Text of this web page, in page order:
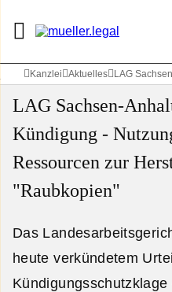
Kanzlei Aktuelles LAG
LAG Sachsen-
Kündigung -
Ressourcen zur
"Raubkopien"
Das
heute verkündetem